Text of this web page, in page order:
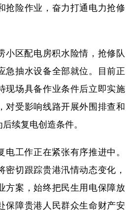
抢险作业，奋力打通电力抢修
区配电房积水险情，抢修队
急抽水设备全部就位。目前正
现场具备作业条件后立即实施
对受影响线路开展外围排查和
续复电创造条件。
工作正在紧张有序推进中。
密切跟踪贵港汛情动态变化，
方案，始终把民生用电保障放
保障贵港人民群众生命财产安